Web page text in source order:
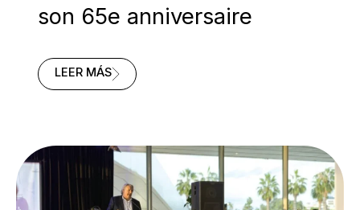
son 65e anniversaire
TRANSPORTES
CÉLÈBRE
LEER MÁS